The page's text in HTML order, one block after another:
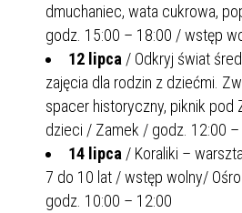
dmuchaniec, wata cukrowa,
godz. 15:00 – 18:00 / wstęp
12 lipca / Odkryj świat
zajęcia dla rodzin z dziećmi.
spacer historyczny, piknik pod
dzieci / Zamek / godz. 12:00 –
14 lipca / Koraliki –
7 do 10 lat / wstęp wolny/
godz. 10:00 – 12:00